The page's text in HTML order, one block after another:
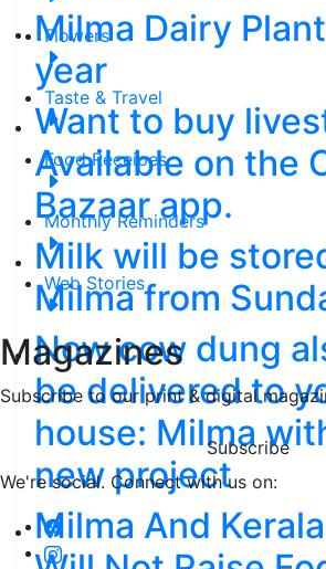
Flowers
Taste & Travel
Food Receipes
Monthly Reminders
Web Stories
Magazines
Subscribe to our print & digital
Subscribe
We're social. Connect with us on:
Milma Dairy
year
Want to buy
Available on the
Bazaar app.
Milk will be
Milma from
Now cow dung
be delivered to
house: Milma
new project
Milma And